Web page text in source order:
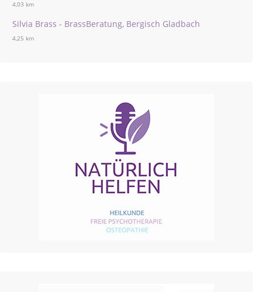
4,03 km
Silvia Brass - BrassBeratung, Bergisch Gladbach
4,25 km